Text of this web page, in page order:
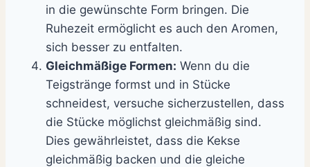
in die gewünschte Form bringen. Die
Ruhezeit ermöglicht es auch den Aromen,
sich besser zu entfalten.
Gleichmäßige Formen: Wenn du die
Teigstränge formst und in Stücke
schneidest, versuche sicherzustellen, dass
die Stücke möglichst gleichmäßig sind.
Dies gewährleistet, dass die Kekse
gleichmäßig backen und die gleiche